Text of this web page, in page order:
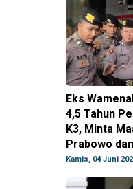
Eks
4,5 Tahun
K3, Minta
Prabowo
Kamis, 04 Juni